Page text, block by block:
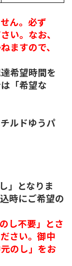
ん。必ず
い。なお、
ますので、
希望時間を
「希望な
ルドゆうパ
」となりま
時にご希望の
し不要」とさ
さい。御中
のし」をお